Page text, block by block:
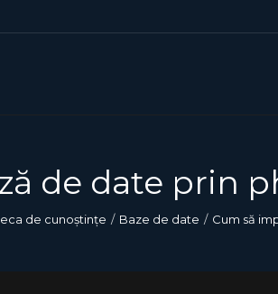
de date prin
de cunoștințe Baze de date Cum să